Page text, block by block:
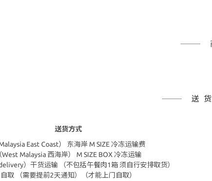
送
送货方式
Malaysia East Coast） 东海岸 M SIZE 冷冻运输费
West Malaysia 西海岸） M SIZE BOX 冷冻运输
）干货运输 （不包括午餐肉1箱 须自行安排取货）
自取 （需要提前2天通知）（才能上门自取）